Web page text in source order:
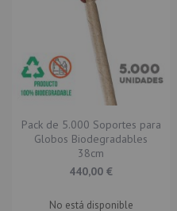
Pack de 5.000 Soportes para
Globos Biodegradables
38cm
440,00 €
No está disponible